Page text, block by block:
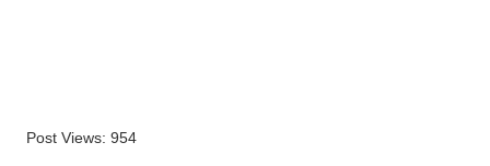
Post Views: 954